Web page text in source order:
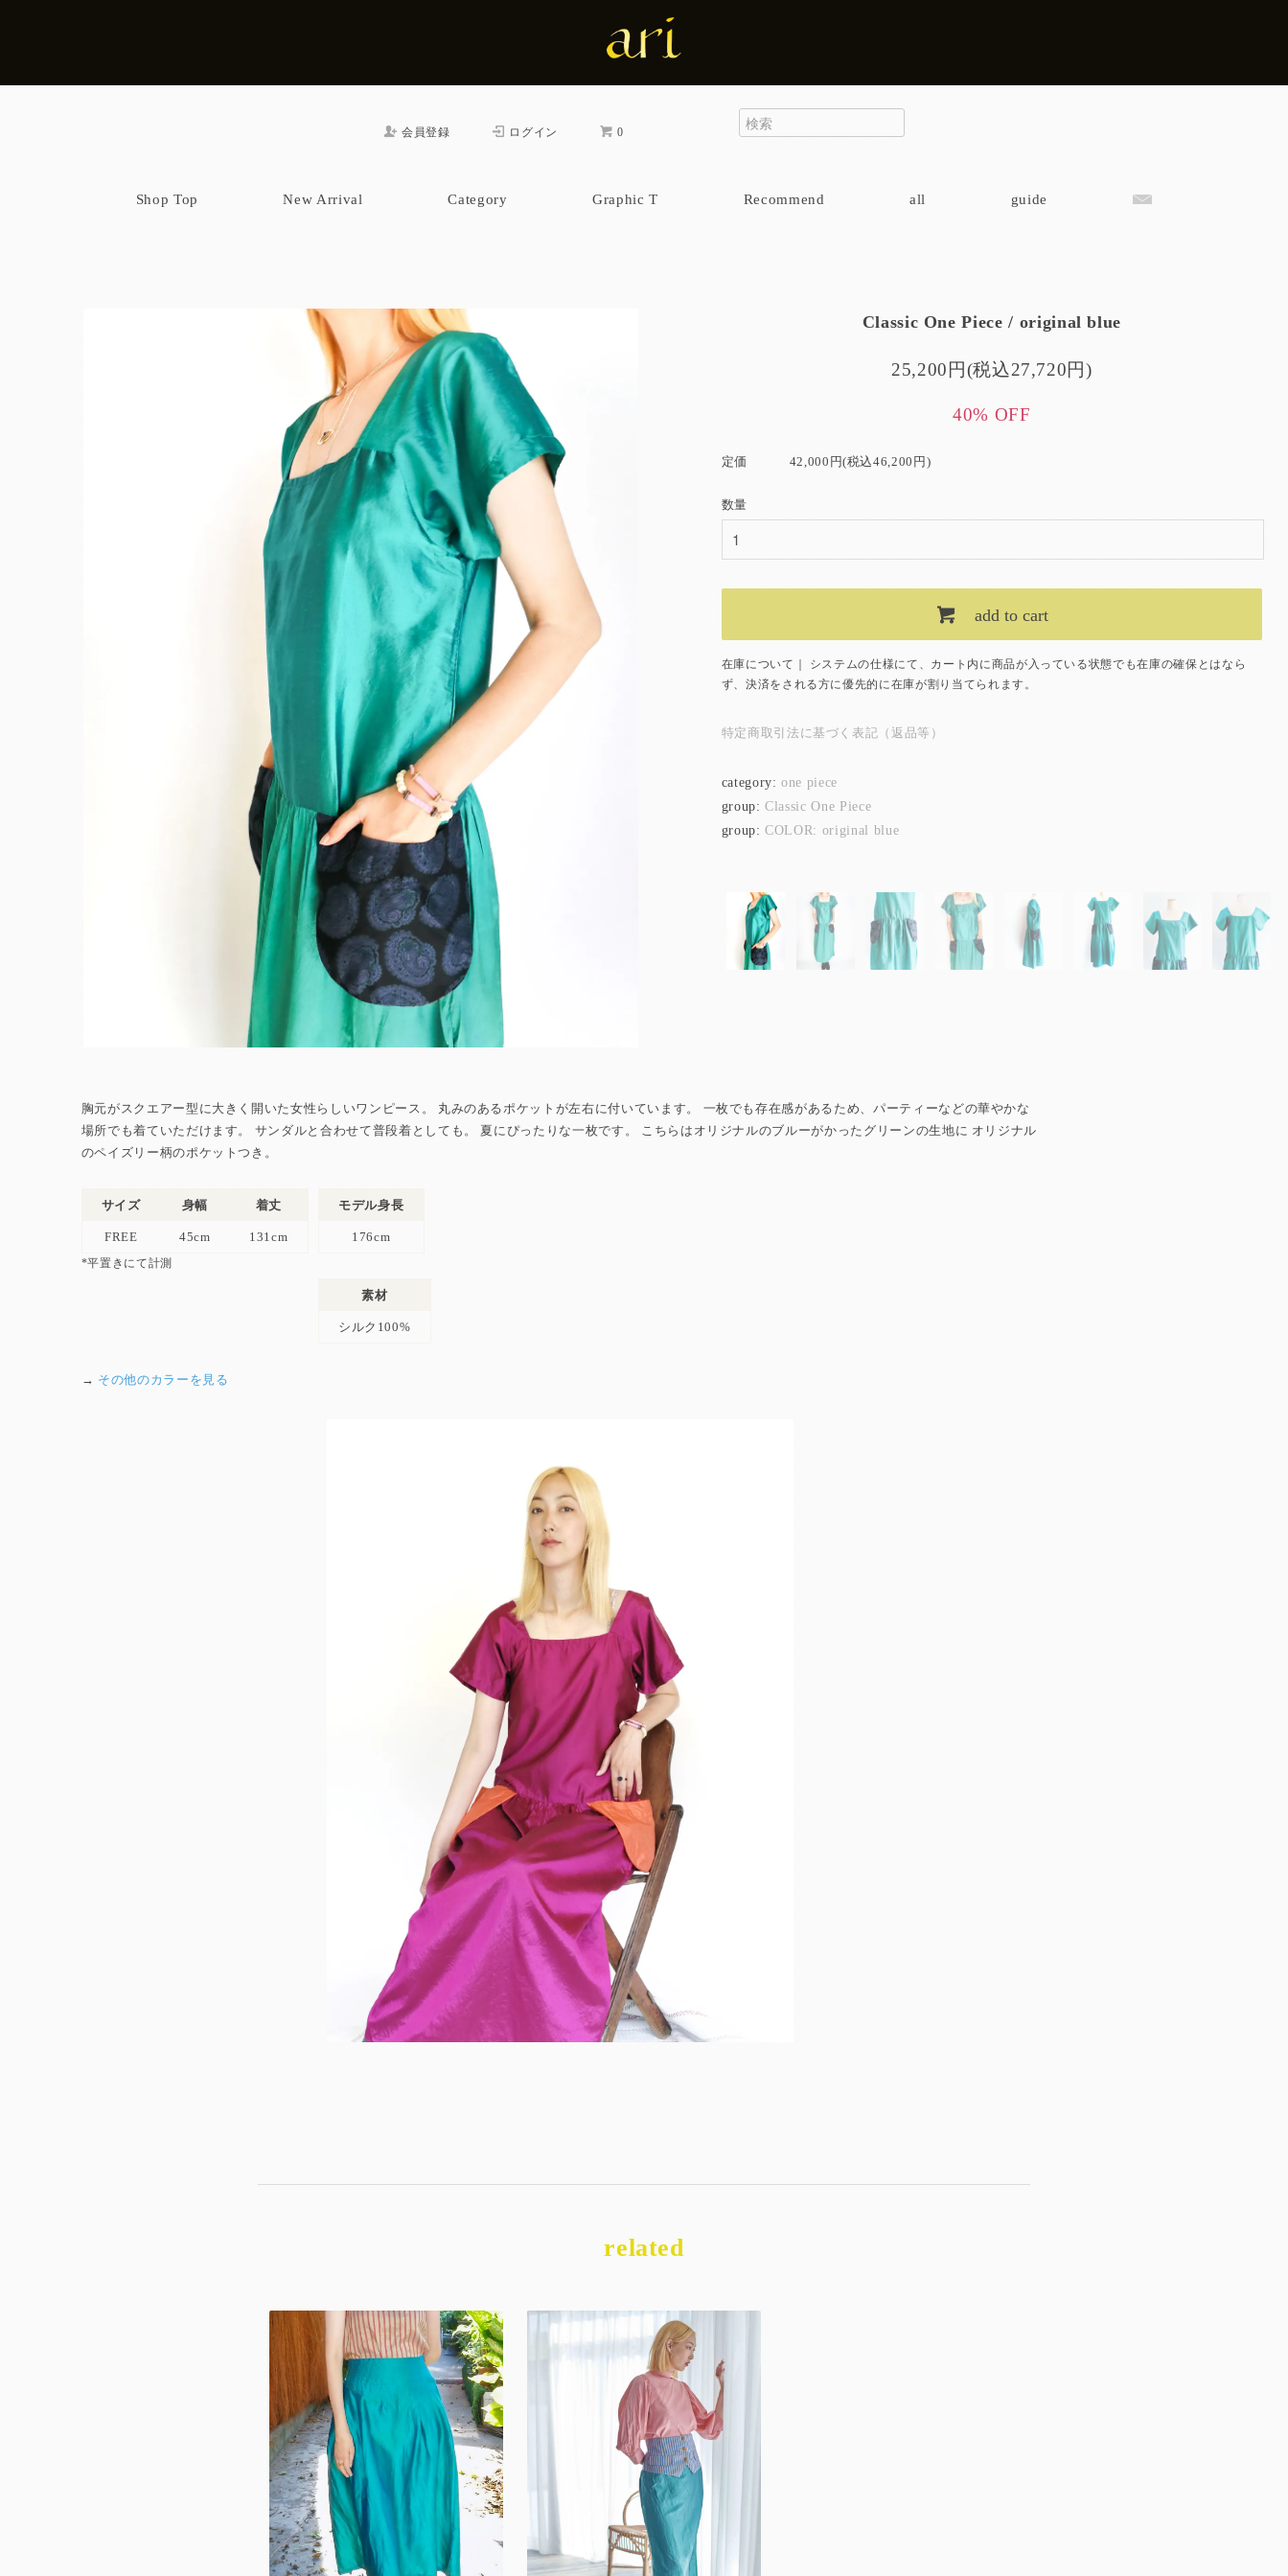
会員登録 ログイン 0
Shop Top New Arrival Category Graphic T Recommend all guide
Classic One Piece / original blue
25,200円(税込27,720円)
40% OFF
定価 42,000円(税込46,200円)
数量
add to cart
在庫について｜ システムの仕様にて、カート内に商品が入っている状態でも在庫の確保とはなら
ず、決済をされる方に優先的に在庫が割り当てられます。
特定商取引法に基づく表記（返品等）
category:one piece
group: Classic One Piece
group: COLOR: original blue
胸元がスクエアー型に大きく開いた女性らしいワンピース。 丸みのあるポケットが左右に付いています。 一枚でも存在感があるため、パーティーなどの華やかな
場所でも着ていただけます。 サンダルと合わせて普段着としても。 夏にぴったりな一枚です。 こちらはオリジナルのブルーがかったグリーンの生地に オリジナル
のペイズリー柄のポケットつき。
サイズ 身幅 着丈
FREE 45cm 131cm
*平置きにて計測
モデル身長
176cm
素材
シルク100%
→ その他のカラーを見る
related